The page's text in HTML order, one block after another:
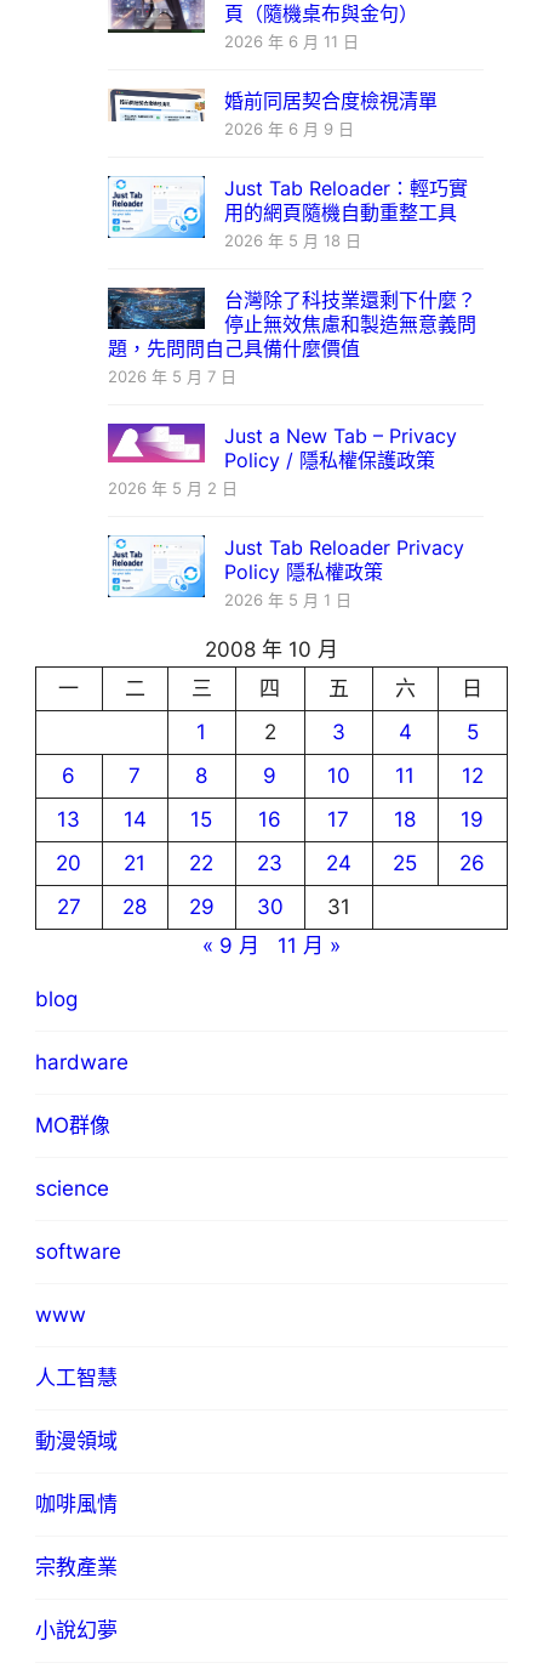
頁（隨機桌布與金句）
2026 年 6 月 11 日
婚前同居契合度檢視清單
2026 年 6 月 9 日
Just Tab Reloader：輕巧實
用的網頁隨機自動重整工具
2026 年 5 月 18 日
台灣除了科技業還剩下什麼？
停止無效焦慮和製造無意義問
題，先問問自己具備什麼價值
2026 年 5 月 7 日
Just a New Tab – Privacy
Policy / 隱私權保護政策
2026 年 5 月 2 日
Just Tab Reloader Privacy
Policy 隱私權政策
2026 年 5 月 1 日
2008 年 10 月
一
二 三 四 五 六
日
1
2 3 4
5
6
7 8 9 10 11
12
13
14 15 16 17 18
19
20
21 22 23 24 25
26
27
28 29 30
31
« 9 月
11 月 »
blog
hardware
MO群像
science
software
www
人工智慧
動漫領域
咖啡風情
宗教產業
小說幻夢